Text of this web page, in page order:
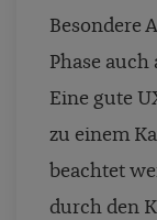
Besondere
Phase auch
Eine gute
zu einem
beachtet
durch den